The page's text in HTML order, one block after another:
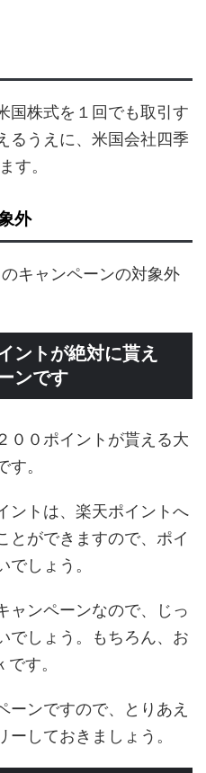
国株式を１回でも取引す
るうえに、米国会社四季
す。
外
キャンペーンの対象外
ントが絶対に貰え
ンです
００ポイントが貰える大
。
ントは、楽天ポイントへ
とができますので、ポイ
しょう。
ャンペーンなので、じっ
でしょう。もちろん、お
す。
ーンですので、とりあえ
しておきましょう。